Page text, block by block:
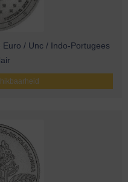
/ Unc / Indo-Portugees